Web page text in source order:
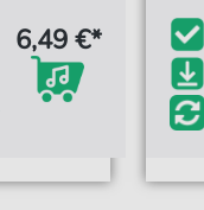
6,49 €*